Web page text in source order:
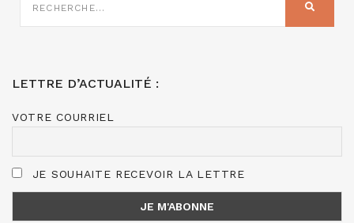
SUR
LETTRE D’ACTUALITÉ :
VOTRE COURRIEL
JE SOUHAITE RECEVOIR LA LETTRE